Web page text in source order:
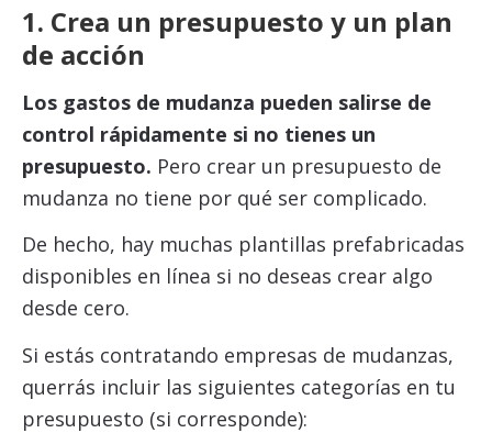
1. Crea un presupuesto y un plan
de acción
Los gastos de mudanza pueden salirse de
control rápidamente si no tienes un
presupuesto. Pero crear un presupuesto de
mudanza no tiene por qué ser complicado.
De hecho, hay muchas plantillas prefabricadas
disponibles en línea si no deseas crear algo
desde cero.
Si estás contratando empresas de mudanzas,
querrás incluir las siguientes categorías en tu
presupuesto (si corresponde):